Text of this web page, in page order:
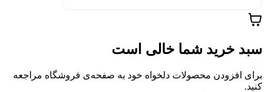
سبد خرید شما خالی است
برای افزودن محصولات دلخواه خود به صفحه‌ی فروشگاه مراجعه
کنید.